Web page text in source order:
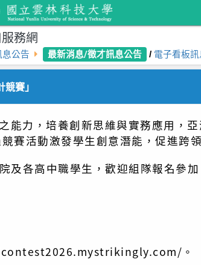
務網
息公告 最新消息/徵才訊息公告 / 電子看板
賽」
能力，培養創新思維與實務應用，
賽活動激發學生創意潛能，促進跨
及各高中職學生，歡迎組隊報名參加
。